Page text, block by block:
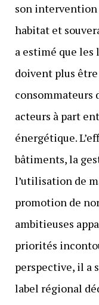
son
habitat et
a estimé que les
doivent plus
consommateurs
acteurs à part
énergétique.
bâtiments, la
l’utilisation de
promotion de
ambitieuses
priorités
perspective, il a
label régional